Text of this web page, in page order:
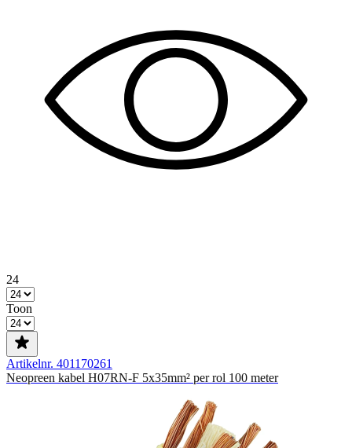
24
Toon
Artikelnr. 401170261
Neopreen kabel H07RN-F 5x35mm² per rol 100 meter